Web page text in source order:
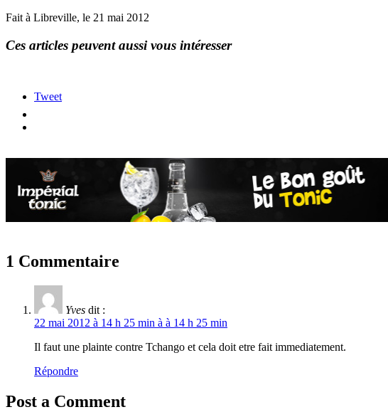
Fait à Libreville, le 21 mai 2012
Ces articles peuvent aussi vous intéresser
Tweet
1 Commentaire
Yves dit :
22 mai 2012 à 14 h 25 min à à 14 h 25 min
Il faut une plainte contre Tchango et cela doit etre fait immediatement.
Répondre
Post a Comment